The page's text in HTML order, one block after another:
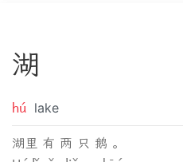
湖
hú lake
湖里 有 两 只 鹅 。